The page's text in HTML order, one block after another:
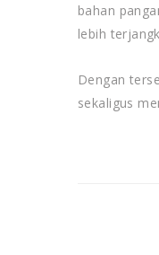
bahan
lebih
Dengan
sekaligus